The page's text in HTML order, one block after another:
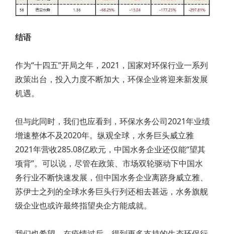
结语
作为“十四五”开局之年，2021，国家对环保行业一系列
政策出台，投入力度不断加大，环保企业将迎来新发展
机遇。
但与此同时，我们也应看到，环保水务公司2021年业绩
增速整体不及2020年。纵观全球，水务巨头威立雅
2021年营收285.08亿欧元，中国水务企业还仅能“望其
项背”。可以说，尽管在政策、市场双轮驱动下中国水
务行业不断快速发展，但中国水务企业离跻身威立雅、
苏伊士之列的全球水务巨头行列还相去甚远，水务旗舰
级企业也或许最终指望央企方能成就。